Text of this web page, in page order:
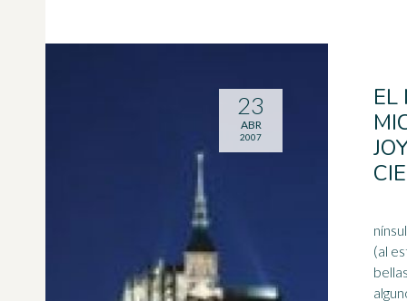
EL
(al
23
ABR
2007